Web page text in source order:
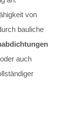
von
bauliche
auch